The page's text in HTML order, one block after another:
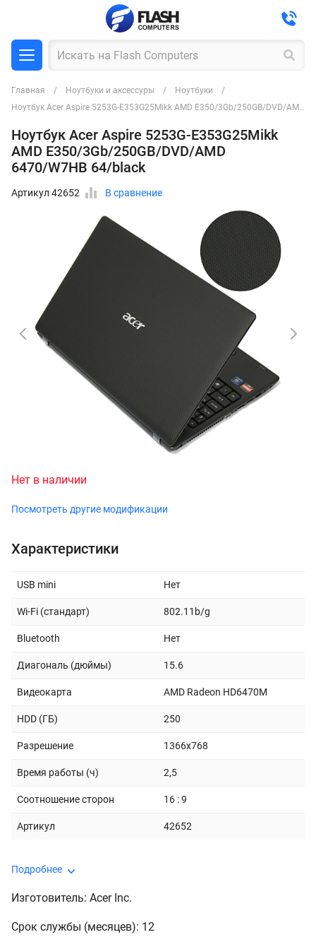
Главная Ноутбуки и аксессуры
Ноутбуки
Ноутбук Acer Aspire 5253G-E353G25Mikk AMD E350/3Gb/250GB/DVD/AMD 6470/W7HB 64/black
Ноутбук Acer Aspire 5253G-E353G25Mikk
AMD E350/3Gb/250GB/DVD/AMD
6470/W7HB 64/black
Артикул 42652 В сравнение
Нет в наличии
Посмотреть другие модификации
Характеристики
USB mini Нет
Wi-Fi (стандарт) 802.11b/g
Bluetooth Нет
Диагональ (дюймы) 15.6
Видеокарта AMD Radeon HD6470M
HDD (ГБ) 250
Разрешение 1366x768
Время работы (ч) 2,5
Соотношение сторон 16 : 9
Артикул 42652
Подробнее
Изготовитель: Acer Inc.
Срок службы (месяцев): 12